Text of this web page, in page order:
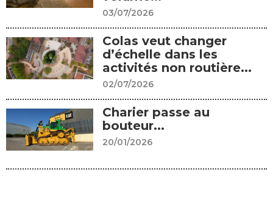
03/07/2026
Colas veut changer
d’échelle dans les
activités non routière...
02/07/2026
Charier passe au
bouteur...
20/01/2026